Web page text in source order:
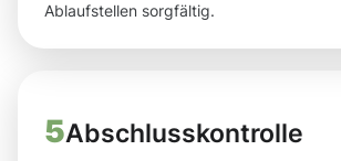
Ablaufstellen sorgfältig.
5Abschlusskontrolle